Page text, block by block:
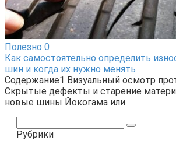
Полезно 0
Как самостоятельно определить
шин и когда их нужно менять
Содержание1 Визуальный осмотр
Скрытые дефекты и старение
новые шины Йокогама или
Рубрики